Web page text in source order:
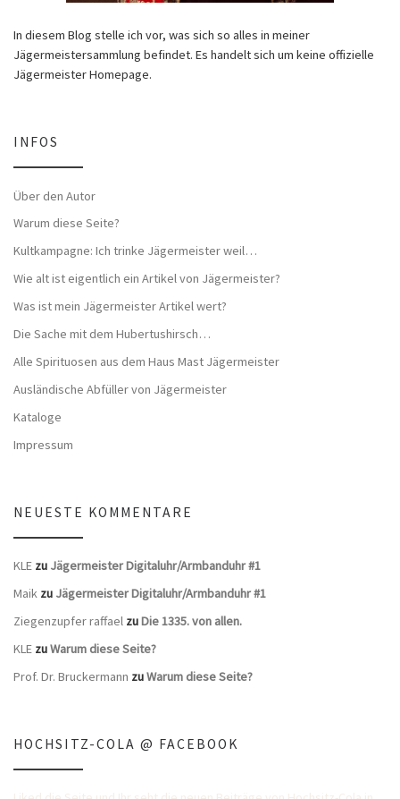
In diesem Blog stelle ich vor, was sich so alles in meiner
Jägermeistersammlung befindet. Es handelt sich um keine offizielle
Jägermeister Homepage.
INFOS
Über den Autor
Warum diese Seite?
Kultkampagne: Ich trinke Jägermeister weil…
Wie alt ist eigentlich ein Artikel von Jägermeister?
Was ist mein Jägermeister Artikel wert?
Die Sache mit dem Hubertushirsch…
Alle Spirituosen aus dem Haus Mast Jägermeister
Ausländische Abfüller von Jägermeister
Kataloge
Impressum
NEUESTE KOMMENTARE
KLE zu Jägermeister Digitaluhr/Armbanduhr #1
Maik zu Jägermeister Digitaluhr/Armbanduhr #1
Ziegenzupfer raffael zuDie 1335. von allen.
KLE zuWarum diese Seite?
Prof. Dr. Bruckermann zuWarum diese Seite?
HOCHSITZ-COLA @ FACEBOOK